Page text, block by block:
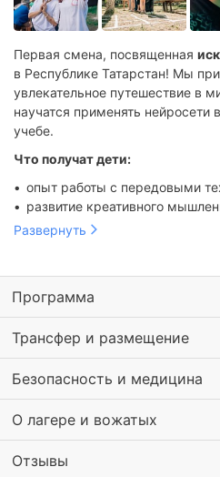
Первая смена, посвященная
в Республике Татарстан! Мы
увлекательное путешествие в
научатся применять нейросети
учебе.
Что получат дети:
опыт работы с передовыми
развитие креативного
помогут в учебе и
финальный проект — дети
повседневной жизни.
Развернуть
Программа
Трансфер и размещение
Безопасность и медицина
О лагере и вожатых
Отзывы